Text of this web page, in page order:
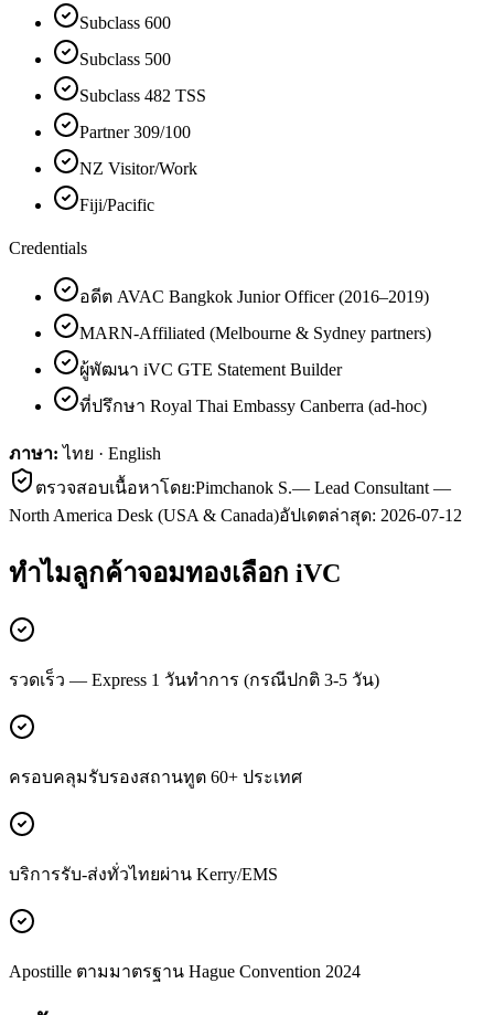
Subclass 600
Subclass 500
Subclass 482 TSS
Partner 309/100
NZ Visitor/Work
Fiji/Pacific
Credentials
อดีต AVAC Bangkok Junior Officer (2016–2019)
MARN-Affiliated (Melbourne & Sydney partners)
ผู้พัฒนา iVC GTE Statement Builder
ที่ปรึกษา Royal Thai Embassy Canberra (ad-hoc)
ภาษา: ไทย · English
ตรวจสอบเนื้อหาโดย:Pimchanok S.— Lead Consultant —
North America Desk (USA & Canada)อัปเดตล่าสุด: 2026-07-12
ทำไมลูกค้าจอมทองเลือก iVC
รวดเร็ว — Express 1 วันทำการ (กรณีปกติ 3-5 วัน)
ครอบคลุมรับรองสถานทูต 60+ ประเทศ
บริการรับ-ส่งทั่วไทยผ่าน Kerry/EMS
Apostille ตามมาตรฐาน Hague Convention 2024